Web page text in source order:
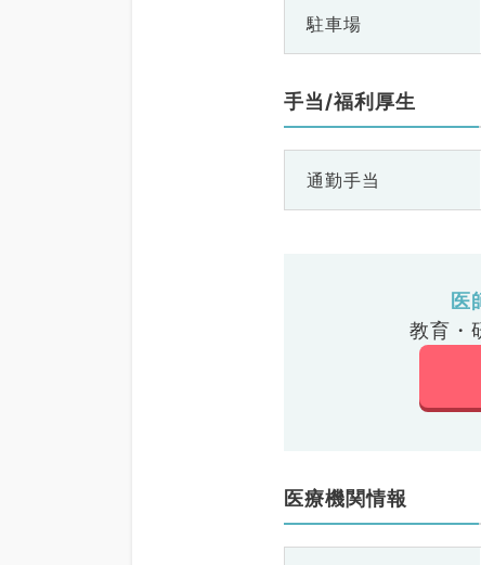
駐車場
手当/福利厚生
通勤手当
医
教育・
医療機関情報